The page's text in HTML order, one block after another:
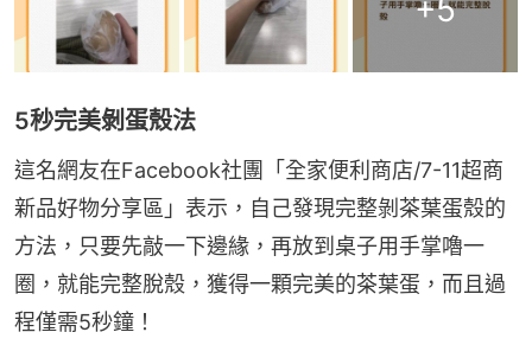
+5
5秒完美剝蛋殼法
這名網友在Facebook社團「全家便利商店/7-11超商
新品好物分享區」表示，自己發現完整剝茶葉蛋殼的
方法，只要先敲一下邊緣，再放到桌子用手掌嚕一
圈，就能完整脫殼，獲得一顆完美的茶葉蛋，而且過
程僅需5秒鐘！